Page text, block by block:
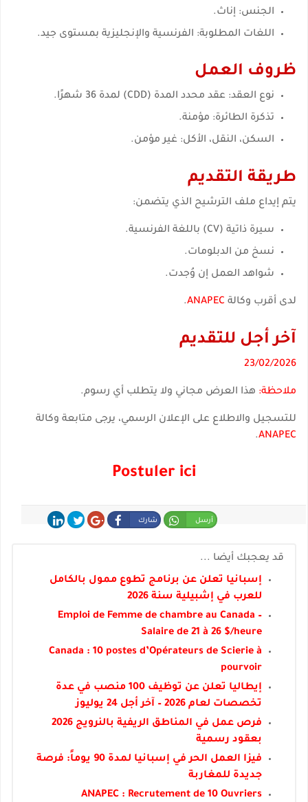
الجنس: إناث.
اللغات المطلوبة: الفرنسية والإنجليزية بمستوى جيد.
ظروف العمل
نوع العقد: عقد محدد المدة (CDD) لمدة 36 شهرًا.
تذكرة الطائرة: مؤمنة.
السكن، النقل، الأكل: غير مؤمن.
طريقة التقديم
يتم إيداع ملف الترشيح الذي يتضمن:
سيرة ذاتية (CV) باللغة الفرنسية.
نسخ من الدبلومات.
شواهد العمل إن وُجدت.
لدى أقرب وكالة ANAPEC
.
آخر أجل للتقديم
23/02/2026
ملاحظة: هذا العرض مجاني ولا يتطلب أي رسوم.
للتسجيل والاطلاع على الإعلان الرسمي، يرجى متابعة وكالة
ANAPEC
.
Postuler ici
شارك أرسل
قد يعجبك أيضا ...
إسبانيا تعلن عن برنامج تطوع ممول بالكامل
للعرب في إشبيلية سنة 2026
Emploi de Femme de chambre au Canada –
Salaire de 21 à 26 $/heure
Canada : 10 postes d’Opérateurs de Scierie à
pourvoir
إيطاليا تعلن عن توظيف 100 منصب في عدة
تخصصات لعام 2026 – آخر أجل 24 يوليوز
فرص عمل في المناطق الريفية بالنرويج 2026
بعقود رسمية
فيزا العمل الحر في إسبانيا لمدة 90 يوماً: فرصة
جديدة للمغاربة
ANAPEC : Recrutement de 10 Ouvriers